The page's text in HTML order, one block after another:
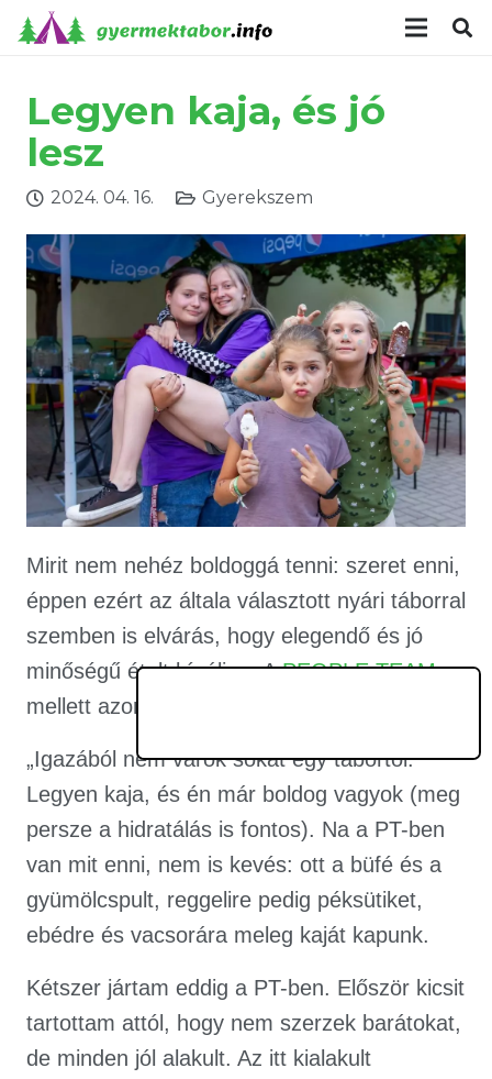
Legyen kaja, és jó
lesz
2024. 04. 16. Gyerekszem
Mirit nem nehéz boldoggá tenni: szeret enni,
éppen ezért az általa választott nyári táborral
szemben is elvárás, hogy elegendő és jó
minőségű ételt kínáljon. APEOPLE TEAM
mellett azonban nem csak ez szól.
„Igazából nem várok sokat egy tábortól.
Legyen kaja, és én már boldog vagyok (meg
persze a hidratálás is fontos). Na a PT-ben
van mit enni, nem is kevés: ott a büfé és a
gyümölcspult, reggelire pedig péksütiket,
ebédre és vacsorára meleg kaját kapunk.
Kétszer jártam eddig a PT-ben. Először kicsit
tartottam attól, hogy nem szerzek barátokat,
de minden jól alakult. Az itt kialakult